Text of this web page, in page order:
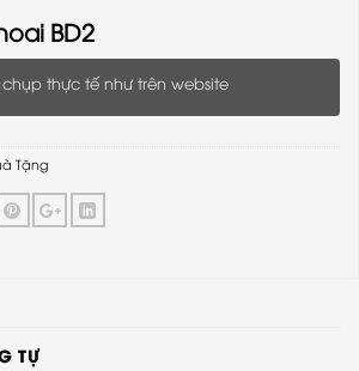
BD2
thực tế như trên website
Tặng
TỰ